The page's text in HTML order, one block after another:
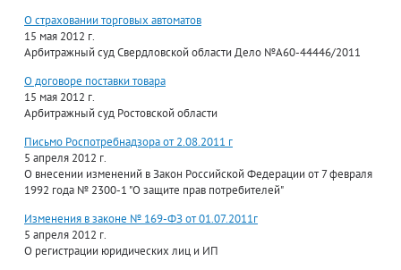
О страховании торговых автоматов
15 мая 2012 г.
Арбитражный суд Свердловской области Дело №А60-44446/2011
О договоре поставки товара
15 мая 2012 г.
Арбитражный суд Ростовской области
Письмо Роспотребнадзора от 2.08.2011 г
5 апреля 2012 г.
О внесении изменений в Закон Российской Федерации от 7 февраля
1992 года № 2300-1 "О защите прав потребителей"
Изменения в законе № 169-ФЗ от 01.07.2011г
5 апреля 2012 г.
О регистрации юридических лиц и ИП